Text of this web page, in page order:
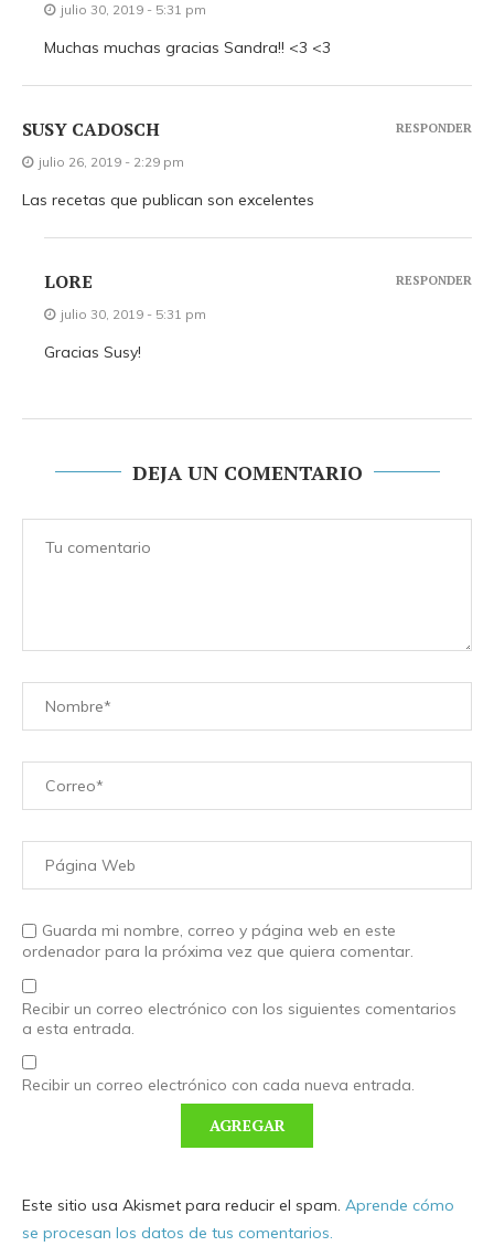
julio 30, 2019 - 5:31 pm
Muchas muchas gracias Sandra!! <3 <3
SUSY CADOSCH
julio 26, 2019 - 2:29 pm
Las recetas que publican son excelentes
RESPONDER
LORE
julio 30, 2019 - 5:31 pm
Gracias Susy!
RESPONDER
DEJA UN COMENTARIO
Guarda mi nombre, correo y página web en este
ordenador para la próxima vez que quiera comentar.
Recibir un correo electrónico con los siguientes comentarios
a esta entrada.
Recibir un correo electrónico con cada nueva entrada.
Este sitio usa Akismet para reducir el spam. Aprende cómo
se procesan los datos de tus comentarios.